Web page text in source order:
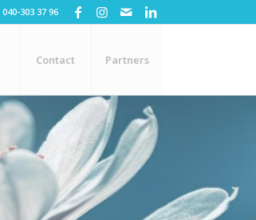
040-303 37 96
Contact Partners